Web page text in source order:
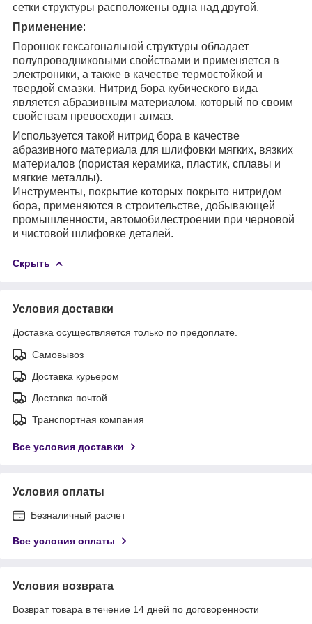
сетки структуры расположены одна над другой.
Применение:
Порошок гексагональной структуры обладает
полупроводниковыми свойствами и применяется в
электроники, а также в качестве термостойкой и
твердой смазки. Нитрид бора кубического вида
является абразивным материалом, который по своим
свойствам превосходит алмаз.
Используется такой нитрид бора в качестве
абразивного материала для шлифовки мягких, вязких
материалов (пористая керамика, пластик, сплавы и
мягкие металлы).
Инструменты, покрытие которых покрыто нитридом
бора, применяются в строительстве, добывающей
промышленности, автомобилестроении при черновой
и чистовой шлифовке деталей.
Скрыть
Условия доставки
Доставка осуществляется только по предоплате.
Самовывоз
Доставка курьером
Доставка почтой
Транспортная компания
Все условия доставки
Условия оплаты
Безналичный расчет
Все условия оплаты
Условия возврата
Возврат товара в течение 14 дней по договоренности